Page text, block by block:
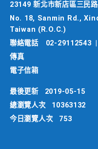
23149 新北市新店區三民
No. 18, Sanmin Rd.,
Taiwan (R.O.C.)
聯絡電話
02-29112543
傳真
電子信箱
最後更新
2019-05-15
總瀏覽人次
10363132
今日瀏覽人次
753